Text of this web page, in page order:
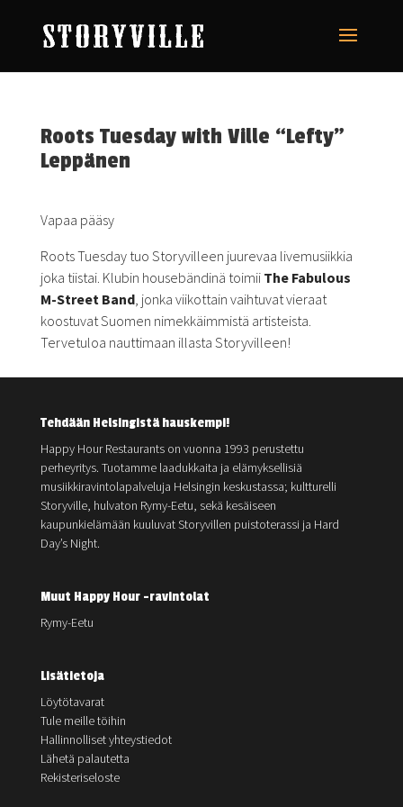
Roots Tuesday with Ville “Lefty”
Leppänen
Vapaa pääsy
Roots Tuesday tuo Storyvilleen juurevaa livemusiikkia
joka tiistai. Klubin housebändinä toimii The Fabulous
M-Street Band, jonka viikottain vaihtuvat vieraat
koostuvat Suomen nimekkäimmistä artisteista.
Tervetuloa nauttimaan illasta Storyvilleen!
Tehdään Helsingistä hauskempi!
Happy Hour Restaurants on vuonna 1993 perustettu
perheyritys. Tuotamme laadukkaita ja elämyksellisiä
musiikkiravintolapalveluja Helsingin keskustassa; kultturelli
Storyville, hulvaton Rymy-Eetu, sekä kesäiseen
kaupunkielämään kuuluvat Storyvillen puistoterassi ja Hard
Day’s Night.
Muut Happy Hour -ravintolat
Rymy-Eetu
Lisätietoja
Löytötavarat
Tule meille töihin
Hallinnolliset yhteystiedot
Lähetä palautetta
Rekisteriseloste